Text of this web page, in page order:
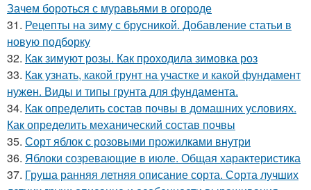
Зачем бороться с муравьями в огороде
31. Рецепты на зиму с брусникой. Добавление статьи в
новую подборку
32. Как зимуют розы. Как проходила зимовка роз
33. Как узнать, какой грунт на участке и какой фундамент
нужен. Виды и типы грунта для фундамента.
34. Как определить состав почвы в домашних условиях.
Как определить механический состав почвы
35. Сорт яблок с розовыми прожилками внутри
36. Яблоки созревающие в июле. Общая характеристика
37. Груша ранняя летняя описание сорта. Сорта лучших